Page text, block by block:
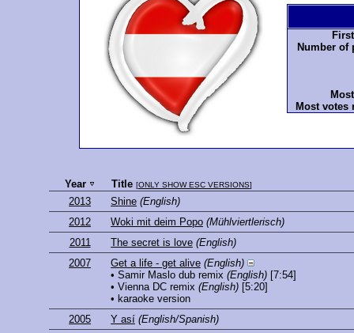
Number of
Most votes
Year Title [ONLY SHOW ESC VERSIONS]
2013 Shine (English)
2012
Woki mit deim Popo (Mühlviertlerisch)
2011
The secret is love (English)
2007
Get a life - get alive (English)
• Samir Maslo dub remix (English) [7:54]
• Vienna DC remix (English) [5:20]
• karaoke version
2005
Y así (English/Spanish)